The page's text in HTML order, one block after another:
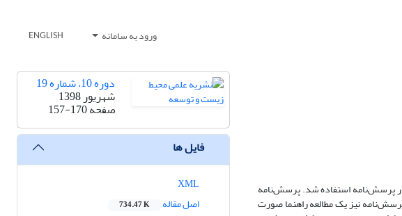
ورود به سامانه ENGLISH
پرسش‌نامه استفاده شد. پرسش‌‌نامه
نیز یک مطالعه راهنما صورت
دوره 10، شماره 19
شهریور 1398
صفحه157-170
فایل ها
اصل مقاله
734.47 K